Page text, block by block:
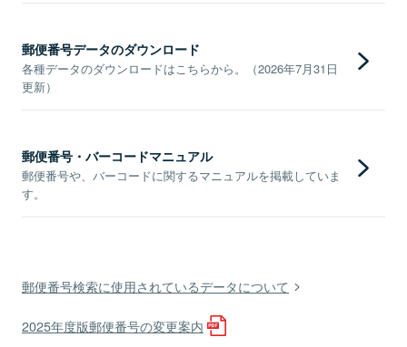
郵便番号データのダウンロード
各種データのダウンロードはこちらから。（2026年7月31日
更新）
郵便番号・バーコードマニュアル
郵便番号や、バーコードに関するマニュアルを掲載していま
す。
郵便番号検索に使用されているデータについて
2025年度版郵便番号の変更案内